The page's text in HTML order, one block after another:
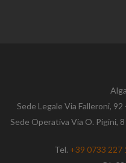
Sede Legale Via Falleroni,
Sede Operativa Via O. Pigini,
Tel. +39 0733 227